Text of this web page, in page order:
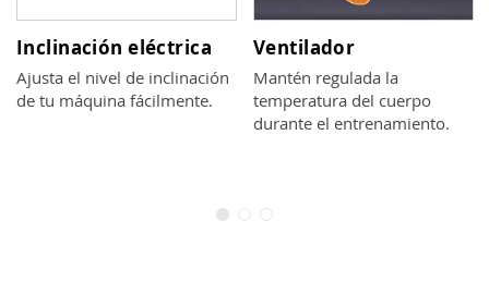
Inclinación eléctrica
Ajusta el nivel de inclinación
de tu máquina fácilmente.
Ventilador
Mantén regulada la
temperatura del cuerpo
durante el entrenamiento.